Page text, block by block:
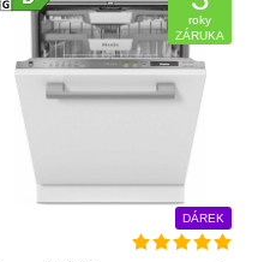
roky
ZÁRUKA
DÁREK